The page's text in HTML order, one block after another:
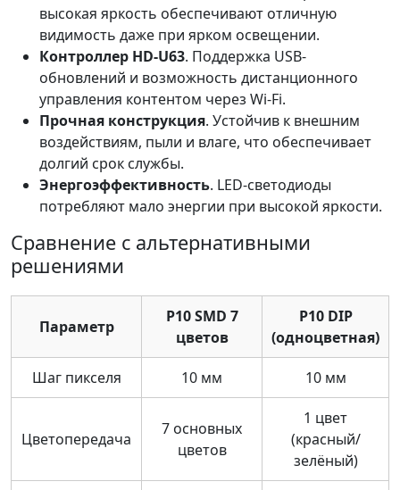
высокая яркость обеспечивают отличную
видимость даже при ярком освещении.
Контроллер HD-U63. Поддержка USB-
обновлений и возможность дистанционного
управления контентом через Wi-Fi.
Прочная конструкция. Устойчив к внешним
воздействиям, пыли и влаге, что обеспечивает
долгий срок службы.
Энергоэффективность. LED-светодиоды
потребляют мало энергии при высокой яркости.
Сравнение с альтернативными
решениями
Параметр
P10 SMD 7
цветов
P10 DIP
(одноцветная)
Шаг пикселя 10 мм 10 мм
Цветопередача
7 основных
цветов
1 цвет
(красный/
зелёный)